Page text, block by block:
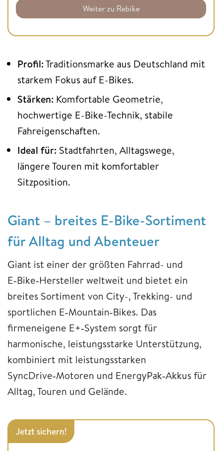
Weiter zu Rebike
Profil:Traditionsmarke aus Deutschland mit
starkem Fokus auf E-Bikes.
Stärken: Komfortable Geometrie,
hochwertige E-Bike-Technik, stabile
Fahreigenschaften.
Ideal für: Stadtfahrten, Alltagswege,
längere Touren mit komfortabler
Sitzposition.
Giant – breites E-Bike-Sortiment
für Alltag und Abenteuer
Giant ist einer der größten Fahrrad- und
E‑Bike‑Hersteller weltweit und bietet ein
breites Sortiment von City-, Trekking- und
sportlichen E‑Mountain‑Bikes. Das
firmeneigene E+‑System sorgt für
harmonische, leistungsstarke Unterstützung,
kombiniert mit leistungsstarken
SyncDrive‑Motoren und EnergyPak‑Akkus für
Alltag, Touren und Gelände.
Jetzt sichern!